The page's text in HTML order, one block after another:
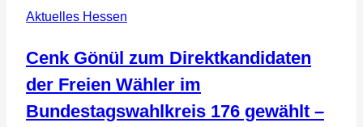
Aktuelles Hessen
Cenk Gönül zum Direktkandidaten
der Freien Wähler im
Bundestagswahlkreis 176 gewählt –